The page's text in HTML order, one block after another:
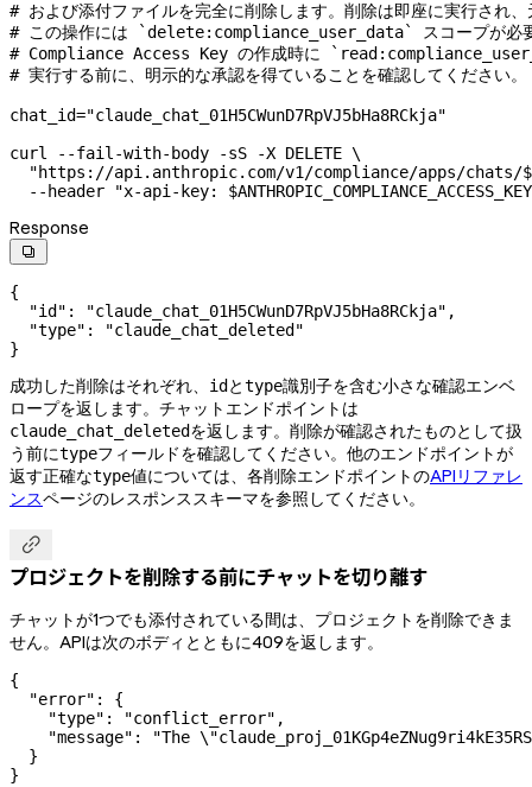
# および添付ファイルを完全に削除します。削除は即座に実行され
# この操作には `delete:compliance_user_data` スコープが必要
# Compliance Access Key の作成時に
# 実行する前に、明示的な承認を得ていることを確認してください。
chat_id="claude_chat_01H5CWunD7RpVJ5bHa8RCkja"
curl
--fail-with-body -sS -X DELETE \
  "https://api.anthropic.com/v1/compliance/apps/chats/
  --header
"x-api-key: $ANTHROPIC_COMPLIANCE_ACCESS_KEY
Response

{
  "id"
: "claude_chat_01H5CWunD7RpVJ5bHa8RCkja" ,
  "type"
:
"claude_chat_deleted"
}
成功した削除はそれぞれ、 idとtype識別子を含む小さな確認エンベ
ロープを返します。チャットエンドポイントは
claude_chat_deletedを返します。削除が確認されたものとして扱
う前にtypeフィールドを確認してください。他のエンドポイントが
返す正確なtype値については、各削除エンドポイントのAPIリファレ
ンスページのレスポンススキーマを参照してください。

プロジェクトを削除する前にチャットを切り離す
チャットが1つでも添付されている間は、プロジェクトを削除できま
せん。APIは次のボディとともに409を返します。
{
  "error"
: {
    "type"
: "conflict_error" ,
    "message"
: "The \"
  }
}